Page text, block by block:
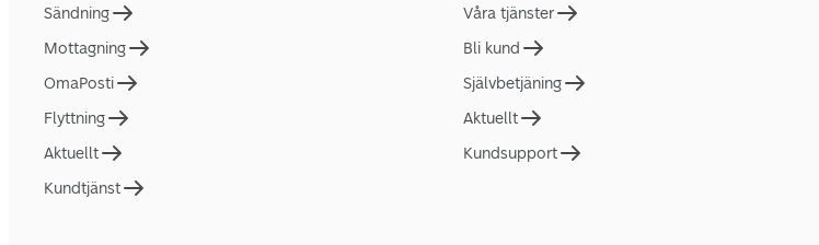
Sändning
Mottagning
OmaPosti
Flyttning
Aktuellt
Kundtjänst
Våra tjänster
Bli kund
Självbetjäning
Aktuellt
Kundsupport